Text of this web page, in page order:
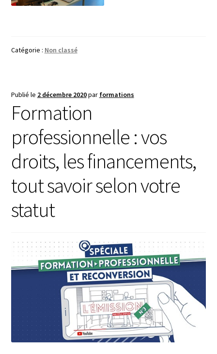
Catégorie : Non classé
Publié le 2 décembre 2020par formations
Formation
professionnelle : vos
droits, les financements,
tout savoir selon votre
statut